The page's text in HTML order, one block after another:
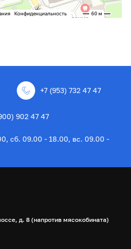
+7 (953) 732 47 47
902 47 47
сб. 09.00 - 18.00, вс. 09.00 -
д. 8 (напротив мясокобината)